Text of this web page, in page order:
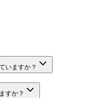
いますか？
すか？